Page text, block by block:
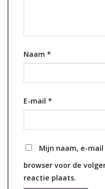
Naam *
E-mail *
Mijn naam, e-
browser voor de
reactie plaats.